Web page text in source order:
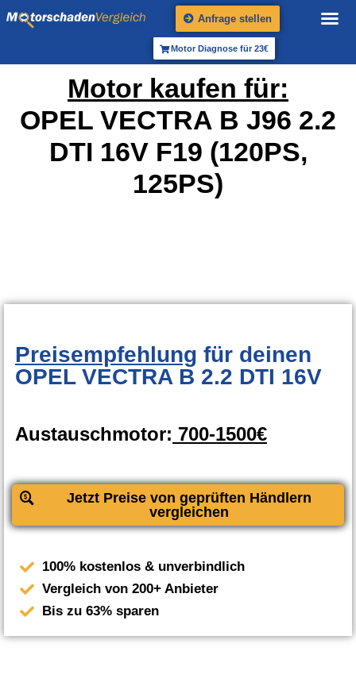
Anfrage stellen
Motor Diagnose für 23€
Motor kaufen für:
OPEL VECTRA B J96 2.2
DTI 16V F19 (120PS,
125PS)
Preisempfehlung für deinen
OPEL VECTRA B 2.2 DTI 16V
Austauschmotor: 700-1500€
Jetzt Preise von geprüften Händlern
vergleichen
100% kostenlos & unverbindlich
Vergleich von 200+ Anbieter
Bis zu 63% sparen